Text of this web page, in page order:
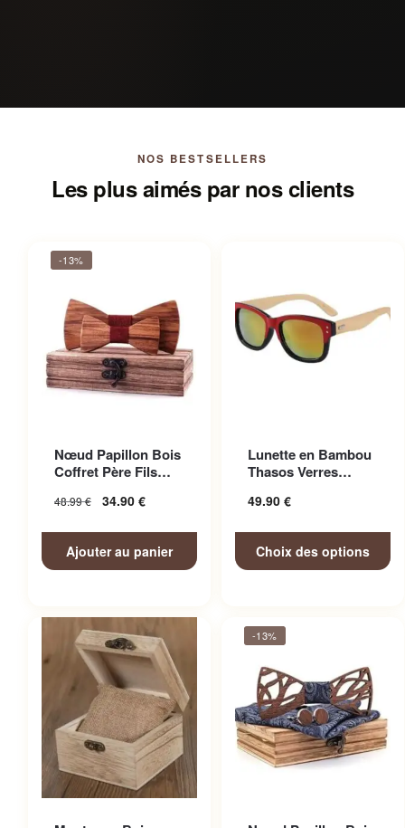
NOS BESTSELLERS
Les plus aimés par nos clients
-13%
Nœud Papillon Bois
Coffret Père Fils
48.99€ 34.90 €
Ajouter au panier
Lunette en Bambou
Thasos Verres
49.90 €
Choix des options
variations. Les options
page du produit
-13%